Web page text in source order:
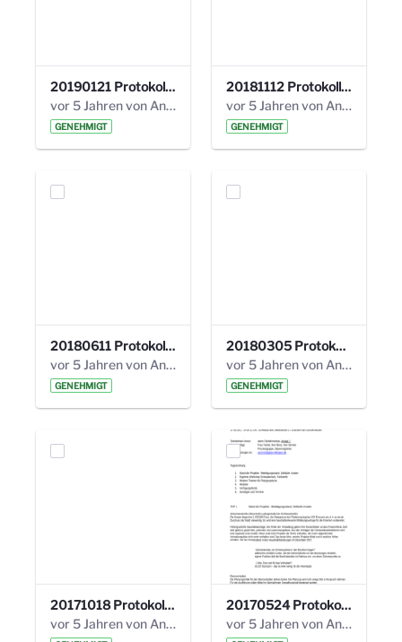
20190121 Protokoll 25. Steuerungskreis.pdf
vor 5 Jahren von Anni Schlumberger
GENEHMIGT
20181112 Protokoll 24. Steuerungskreis.pdf
vor 5 Jahren von Anni Schlumberger
GENEHMIGT
20180611 Protokoll 23. Steuerungskreis.pdf
vor 5 Jahren von Anni Schlumberger
GENEHMIGT
20180305 Protokoll 22. Steuerungskreis.pdf
vor 5 Jahren von Anni Schlumberger
GENEHMIGT
20171018 Protokoll 21. Steuerungskreis.pdf
vor 5 Jahren von Anni Schlumberger
20170524 Protokoll 20. Steuerungskreis.pdf
vor 5 Jahren von Anni Schlumberger